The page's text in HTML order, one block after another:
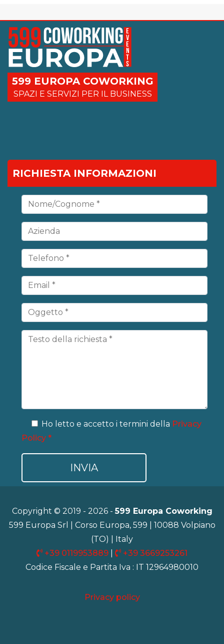
599 EUROPA COWORKING
SPAZI E SERVIZI PER IL BUSINESS
RICHIESTA INFORMAZIONI
Ho letto e accetto i termini della Privacy
Policy *
Copyright © 2019 - 2026 -599 Europa Coworking
599 Europa Srl | Corso Europa, 599 | 10088 Volpiano
(TO) | Italy
+39 0119953889
+39 3669253261
Codice Fiscale e Partita Iva : IT 12964980010
Privacy policy